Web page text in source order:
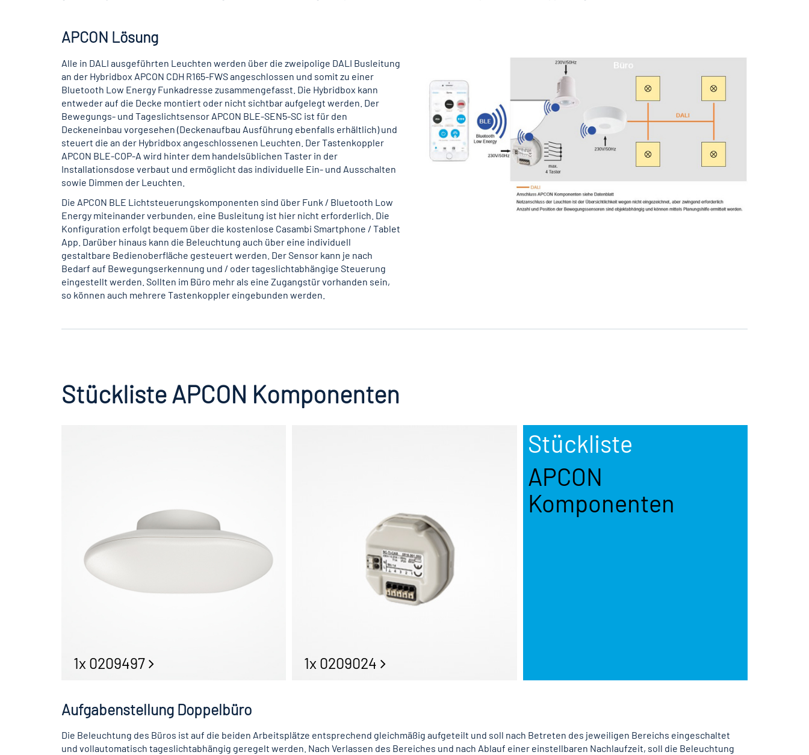
APCON Lösung
Alle in DALI ausgeführten Leuchten werden über die zweipolige DALI Busleitung
an der Hybridbox APCON CDH R165-FWS angeschlossen und somit zu einer
Bluetooth Low Energy Funkadresse zusammengefasst. Die Hybridbox kann
entweder auf die Decke montiert oder nicht sichtbar aufgelegt werden. Der
Bewegungs- und Tageslichtsensor APCON BLE-SEN5-SC ist für den
Deckeneinbau vorgesehen (Deckenaufbau Ausführung ebenfalls erhältlich) und
steuert die an der Hybridbox angeschlossenen Leuchten. Der Tastenkoppler
APCON BLE-COP-A wird hinter dem handelsüblichen Taster in der
Installationsdose verbaut und ermöglicht das individuelle Ein- und Ausschalten
sowie Dimmen der Leuchten.
Die APCON BLE Lichtsteuerungskomponenten sind über Funk / Bluetooth Low
Energy miteinander verbunden, eine Busleitung ist hier nicht erforderlich. Die
Konfiguration erfolgt bequem über die kostenlose Casambi Smartphone / Tablet
App. Darüber hinaus kann die Beleuchtung auch über eine individuell
gestaltbare Bedienoberfläche gesteuert werden. Der Sensor kann je nach
Bedarf auf Bewegungserkennung und / oder tageslichtabhängige Steuerung
eingestellt werden. Sollten im Büro mehr als eine Zugangstür vorhanden sein,
so können auch mehrere Tastenkoppler eingebunden werden.
Stückliste APCON Komponenten
1x 0209497 1x 0209024
Stückliste
APCON
Komponenten
Aufgabenstellung Doppelbüro
Die Beleuchtung des Büros ist auf die beiden Arbeitsplätze entsprechend gleichmäßig aufgeteilt und soll nach Betreten des jeweiligen Bereichs eingeschaltet
und vollautomatisch tageslichtabhängig geregelt werden. Nach Verlassen des Bereiches und nach Ablauf einer einstellbaren Nachlaufzeit, soll die Beleuchtung